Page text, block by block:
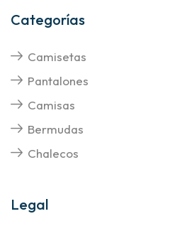
Categorías
Camisetas
Pantalones
Camisas
Bermudas
Chalecos
Legal